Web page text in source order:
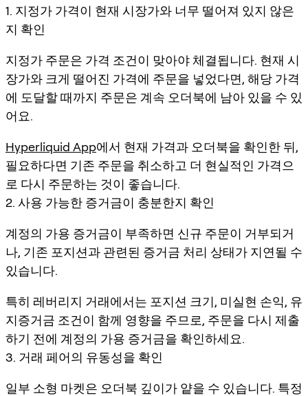
1. 지정가 가격이 현재 시장가와 너무 떨어져 있지 않은
지 확인
지정가 주문은 가격 조건이 맞아야 체결됩니다. 현재 시
장가와 크게 떨어진 가격에 주문을 넣었다면, 해당 가격
에 도달할 때까지 주문은 계속 오더북에 남아 있을 수 있
어요.
Hyperliquid App에서 현재 가격과 오더북을 확인한 뒤,
필요하다면 기존 주문을 취소하고 더 현실적인 가격으
로 다시 주문하는 것이 좋습니다.
2. 사용 가능한 증거금이 충분한지 확인
계정의 가용 증거금이 부족하면 신규 주문이 거부되거
나, 기존 포지션과 관련된 증거금 처리 상태가 지연될 수
있습니다.
특히 레버리지 거래에서는 포지션 크기, 미실현 손익, 유
지증거금 조건이 함께 영향을 주므로, 주문을 다시 제출
하기 전에 계정의 가용 증거금을 확인하세요.
3. 거래 페어의 유동성을 확인
일부 소형 마켓은 오더북 깊이가 얕을 수 있습니다. 특정